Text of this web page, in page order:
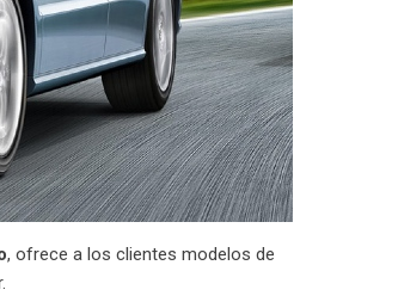
, ofrece a los clientes modelos de